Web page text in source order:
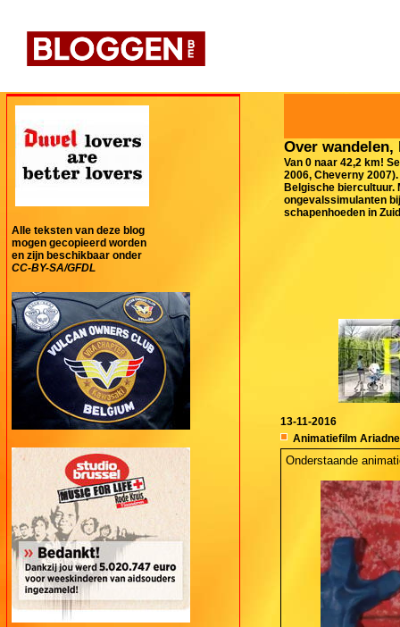
Alle teksten van deze blog
mogen gecopieerd worden
en zijn beschikbaar onder
CC-BY-SA/GFDL
Over
Van 0 naar 42,2 km!
2006, Cheverny
Belgische biercultuur.
ongevalssimulanten
schapenhoeden in
13-11-2016
Animatiefilm Ariadne
Onderstaande